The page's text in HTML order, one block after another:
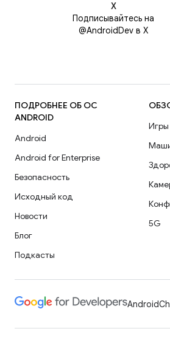
Х
Подписывайтесь на
@AndroidDev в X
ПОДРОБНЕЕ ОБ ОС
ANDROID
Android
Android for Enterprise
Безопасность
Исходный код
Новости
Блог
Подкасты
Игры
5G
Android